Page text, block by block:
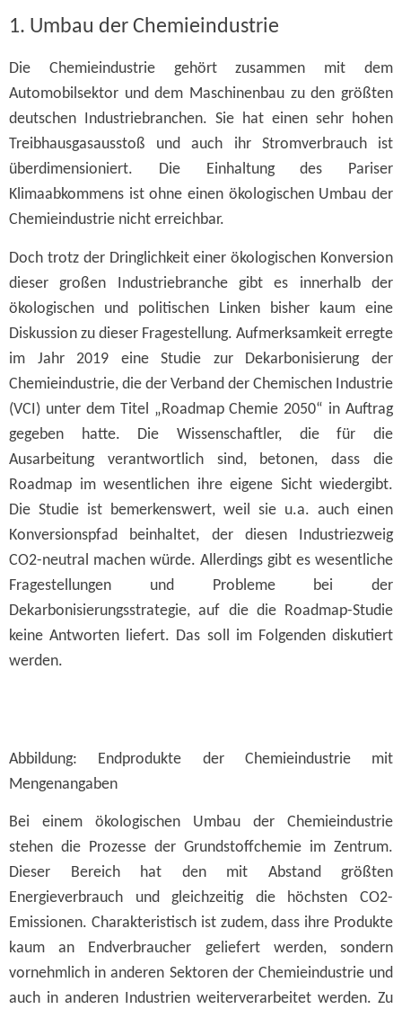
1. Umbau der Chemieindustrie
Die Chemieindustrie gehört zusammen mit dem
Automobilsektor und dem Maschinenbau zu den größten
deutschen Industriebranchen. Sie hat einen sehr hohen
Treibhausgasausstoß und auch ihr Stromverbrauch ist
überdimensioniert. Die Einhaltung des Pariser
Klimaabkommens ist ohne einen ökologischen Umbau der
Chemieindustrie nicht erreichbar.
Doch trotz der Dringlichkeit einer ökologischen Konversion
dieser großen Industriebranche gibt es innerhalb der
ökologischen und politischen Linken bisher kaum eine
Diskussion zu dieser Fragestellung. Aufmerksamkeit erregte
im Jahr 2019 eine Studie zur Dekarbonisierung der
Chemieindustrie, die der Verband der Chemischen Industrie
(VCI) unter dem Titel „Roadmap Chemie 2050“ in Auftrag
gegeben hatte. Die Wissenschaftler, die für die
Ausarbeitung verantwortlich sind, betonen, dass die
Roadmap im wesentlichen ihre eigene Sicht wiedergibt.
Die Studie ist bemerkenswert, weil sie u.a. auch einen
Konversionspfad beinhaltet, der diesen Industriezweig
CO2-neutral machen würde. Allerdings gibt es wesentliche
Fragestellungen und Probleme bei der
Dekarbonisierungsstrategie, auf die die Roadmap-Studie
keine Antworten liefert. Das soll im Folgenden diskutiert
werden.
Abbildung: Endprodukte der Chemieindustrie mit
Mengenangaben
Bei einem ökologischen Umbau der Chemieindustrie
stehen die Prozesse der Grundstoffchemie im Zentrum.
Dieser Bereich hat den mit Abstand größten
Energieverbrauch und gleichzeitig die höchsten CO2-
Emissionen. Charakteristisch ist zudem, dass ihre Produkte
kaum an Endverbraucher geliefert werden, sondern
vornehmlich in anderen Sektoren der Chemieindustrie und
auch in anderen Industrien weiterverarbeitet werden. Zu